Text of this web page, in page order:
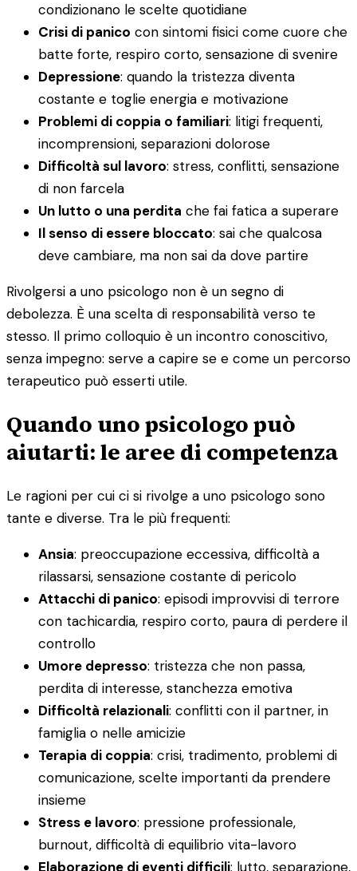
condizionano le scelte quotidiane
Crisi di panico con sintomi fisici come cuore che
batte forte, respiro corto, sensazione di svenire
Depressione: quando la tristezza diventa
costante e toglie energia e motivazione
Problemi di coppia o familiari: litigi frequenti,
incomprensioni, separazioni dolorose
Difficoltà sul lavoro: stress, conflitti, sensazione
di non farcela
Un lutto o una perdita che fai fatica a superare
Il senso di essere bloccato: sai che qualcosa
deve cambiare, ma non sai da dove partire
Rivolgersi a uno psicologo non è un segno di
debolezza. È una scelta di responsabilità verso te
stesso. Il primo colloquio è un incontro conoscitivo,
senza impegno: serve a capire se e come un percorso
terapeutico può esserti utile.
Quando uno psicologo può
aiutarti: le aree di competenza
Le ragioni per cui ci si rivolge a uno psicologo sono
tante e diverse. Tra le più frequenti:
Ansia: preoccupazione eccessiva, difficoltà a
rilassarsi, sensazione costante di pericolo
Attacchi di panico: episodi improvvisi di terrore
con tachicardia, respiro corto, paura di perdere il
controllo
Umore depresso: tristezza che non passa,
perdita di interesse, stanchezza emotiva
Difficoltà relazionali: conflitti con il partner, in
famiglia o nelle amicizie
Terapia di coppia: crisi, tradimento, problemi di
comunicazione, scelte importanti da prendere
insieme
Stress e lavoro: pressione professionale,
burnout, difficoltà di equilibrio vita-lavoro
Elaborazione di eventi difficili: lutto, separazione,